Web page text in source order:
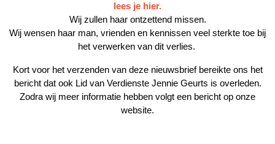
lees je hier.
Wij zullen haar ontzettend missen.
Wij wensen haar man, vrienden en kennissen veel sterkte toe bij
het verwerken van dit verlies.
Kort voor het verzenden van deze nieuwsbrief bereikte ons het
bericht dat ook Lid van Verdienste Jennie Geurts is overleden.
Zodra wij meer informatie hebben volgt een bericht op onze
website.